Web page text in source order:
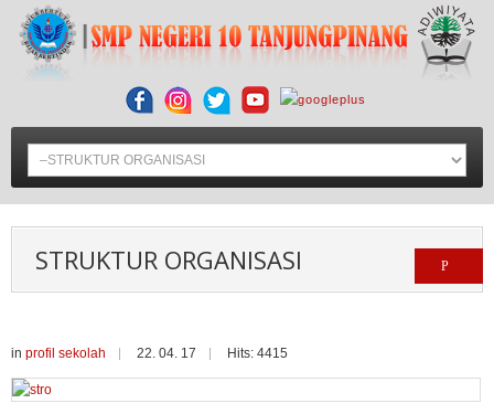
STRUKTUR ORGANISASI
in profil sekolah 22. 04. 17 Hits: 4415